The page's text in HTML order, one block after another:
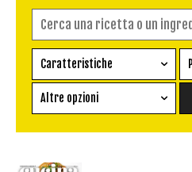
Caratteristiche
Ricetta vegetariana
Senza glutine
senza uova
Altre opzioni